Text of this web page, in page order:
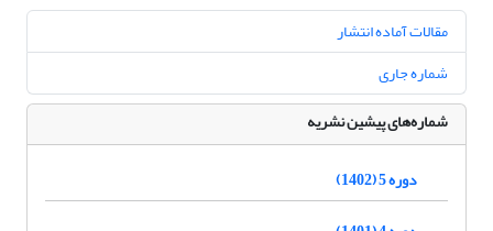
مقالات آماده انتشار
شماره جاری
شماره‌های پیشین نشریه
دوره 5 (1402)